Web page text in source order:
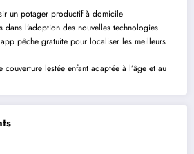
un potager productif à domicile
dans l’adoption des nouvelles technologies
app pêche gratuite pour localiser les meilleurs
couverture lestée enfant adaptée à l’âge et au